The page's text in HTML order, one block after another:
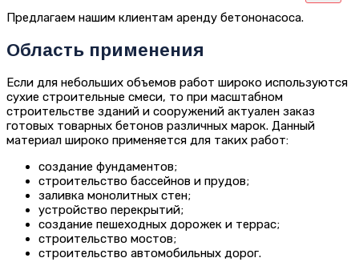
Предлагаем нашим клиентам аренду бетононасоса.
Область применения
Если для небольших объемов работ широко используются
сухие строительные смеси, то при масштабном
строительстве зданий и сооружений актуален заказ
готовых товарных бетонов различных марок. Данный
материал широко применяется для таких работ:
создание фундаментов;
строительство бассейнов и прудов;
заливка монолитных стен;
устройство перекрытий;
создание пешеходных дорожек и террас;
строительство мостов;
строительство автомобильных дорог.